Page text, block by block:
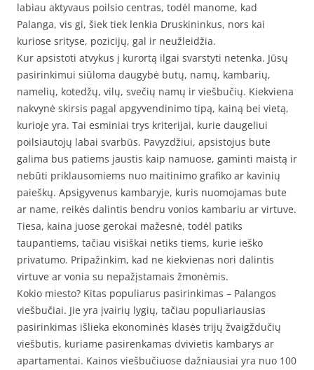
labiau aktyvaus poilsio centras, todėl manome, kad
Palanga, vis gi, šiek tiek lenkia Druskininkus, nors kai
kuriose srityse, pozicijų, gal ir neužleidžia.
Kur apsistoti atvykus į kurortą ilgai svarstyti netenka. Jūsų
pasirinkimui siūloma daugybė butų, namų, kambarių,
namelių, kotedžų, vilų, svečių namų ir viešbučių. Kiekviena
nakvynė skirsis pagal apgyvendinimo tipą, kainą bei vietą,
kurioje yra. Tai esminiai trys kriterijai, kurie daugeliui
poilsiautojų labai svarbūs. Pavyzdžiui, apsistojus bute
galima bus patiems jaustis kaip namuose, gaminti maistą ir
nebūti priklausomiems nuo maitinimo grafiko ar kavinių
paieškų. Apsigyvenus kambaryje, kuris nuomojamas bute
ar name, reikės dalintis bendru vonios kambariu ar virtuve.
Tiesa, kaina juose gerokai mažesnė, todėl patiks
taupantiems, tačiau visiškai netiks tiems, kurie ieško
privatumo. Pripažinkim, kad ne kiekvienas nori dalintis
virtuve ar vonia su nepažįstamais žmonėmis.
Kokio miesto? Kitas populiarus pasirinkimas – Palangos
viešbučiai. Jie yra įvairių lygių, tačiau populiariausias
pasirinkimas išlieka ekonominės klasės trijų žvaigždučių
viešbutis, kuriame pasirenkamas dvivietis kambarys ar
apartamentai. Kainos viešbučiuose dažniausiai yra nuo 100